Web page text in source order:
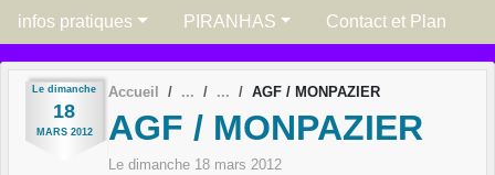
infos pratiques PIRANHAS Contact et Plan
Le dimanche
18
MARS 2012
Accueil AGF / MONPAZIER
AGF / MONPAZIER
Le dimanche 18 mars 2012